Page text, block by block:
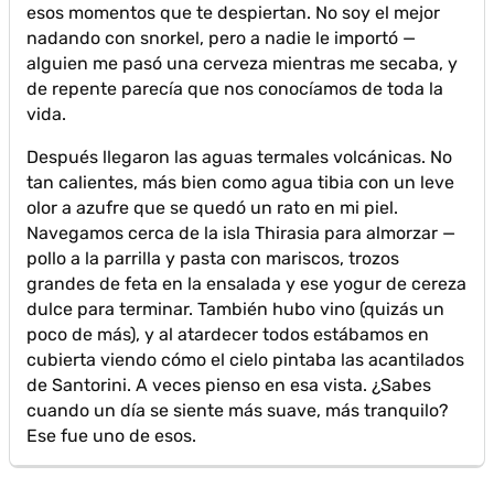
esos momentos que te despiertan. No soy el mejor
nadando con snorkel, pero a nadie le importó —
alguien me pasó una cerveza mientras me secaba, y
de repente parecía que nos conocíamos de toda la
vida.
Después llegaron las aguas termales volcánicas. No
tan calientes, más bien como agua tibia con un leve
olor a azufre que se quedó un rato en mi piel.
Navegamos cerca de la isla Thirasia para almorzar —
pollo a la parrilla y pasta con mariscos, trozos
grandes de feta en la ensalada y ese yogur de cereza
dulce para terminar. También hubo vino (quizás un
poco de más), y al atardecer todos estábamos en
cubierta viendo cómo el cielo pintaba las acantilados
de Santorini. A veces pienso en esa vista. ¿Sabes
cuando un día se siente más suave, más tranquilo?
Ese fue uno de esos.